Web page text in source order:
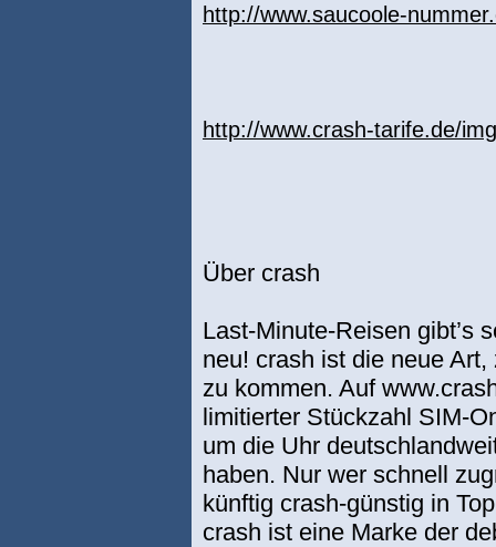
http://www.saucoole-
http://www.crash-tarife.de/
Über crash
Last-Minute-Reisen gibt’s
neu! crash ist die neue
zu kommen. Auf
limitierter Stückzahl SIM-
um die Uhr
haben. Nur wer schnell
künftig crash-günstig in
crash ist eine Marke der